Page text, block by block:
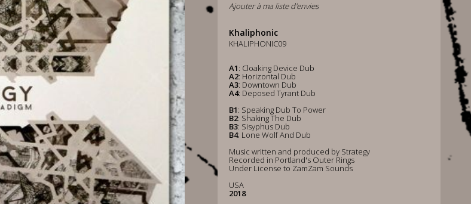
Ajouter à ma liste d'envies
Khaliphonic
KHALIPHONIC09
A1: Cloaking Device Dub
A2: Horizontal Dub
A3: Downtown Dub
A4: Deposed Tyrant Dub
B1: Speaking Dub To Power
B2: Shaking The Dub
B3: Sisyphus Dub
B4: Lone Wolf And Dub
Music written and produced by Strategy
Recorded in Portland's Outer Rings
Under License to ZamZam Sounds
USA
2018